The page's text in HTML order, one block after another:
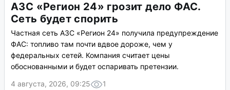
АЗС «Регион 24» грозит дело ФАС.
Сеть будет спорить
Частная сеть АЗС «Регион 24» получила предупреждение
ФАС: топливо там почти вдвое дороже, чем у
федеральных сетей. Компания считает цены
обоснованными и будет оспаривать претензии.
4 августа, 2026, 09:25
1